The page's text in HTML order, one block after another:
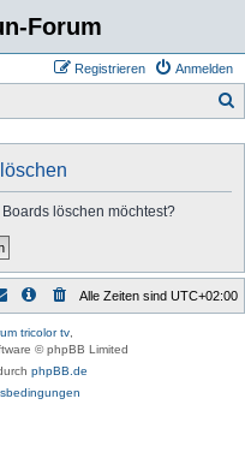
Forum
Anmelden
Registrieren
löschen möchtest?
Alle Zeiten sind UTC+02:00
tricolor tv
© phpBB Limited
phpBB.de